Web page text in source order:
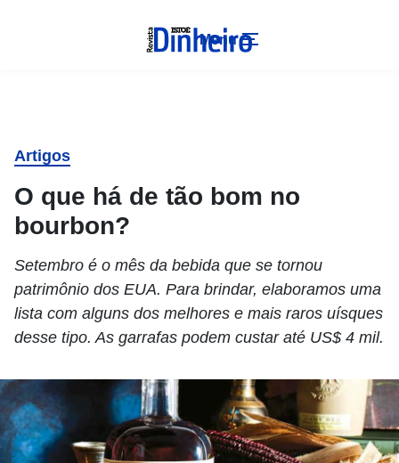
Menu
Artigos
O que há de tão bom no
bourbon?
Setembro é o mês da bebida que se tornou
patrimônio dos EUA. Para brindar, elaboramos uma
lista com alguns dos melhores e mais raros uísques
desse tipo. As garrafas podem custar até US$ 4 mil.